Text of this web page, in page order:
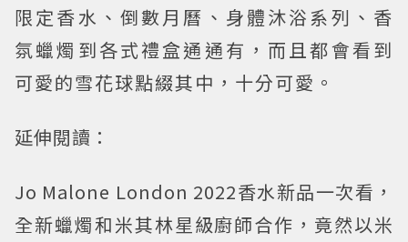
限定香水、倒數月曆、身體沐浴系列、香
氛蠟燭到各式禮盒通通有，而且都會看到
可愛的雪花球點綴其中，十分可愛。
延伸閱讀：
Jo Malone London 2022香水新品一次看，
全新蠟燭和米其林星級廚師合作，竟然以米